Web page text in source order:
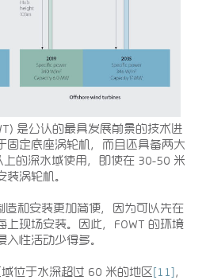
是公认的最具发展前景的技术进
固定底座涡轮机，而且还具备两大
的深水域使用，即使在 30-50 米
涡轮机。
造和安装更加简便，因为可以先在
上现场安装。因此，FOWT 的环境
性活动少得多。
位于水深超过 60 米的地区 [11] ，